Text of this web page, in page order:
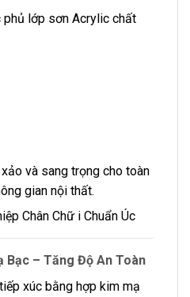
lớp sơn Acrylic chất
và sang trọng cho toàn
gian nội thất.
Bạc – Tăng Độ An Toàn
xúc bằng hợp kim mạ